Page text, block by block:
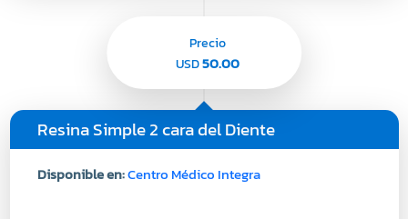
Resina Simple 2 cara del Diente
Disponible en:Centro Médico Integra
Descripcion:La Odontología es una especialidad
50.00